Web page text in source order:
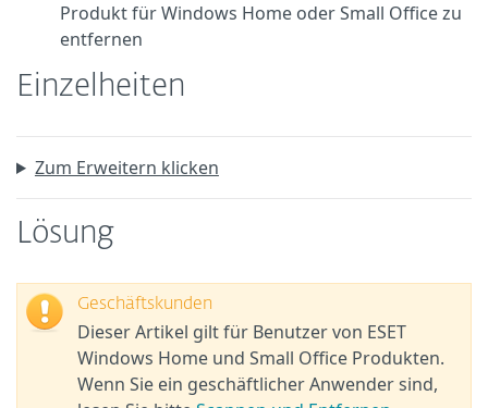
Produkt für Windows Home oder Small Office zu
entfernen
Einzelheiten
Zum Erweitern klicken
Lösung
Geschäftskunden
Dieser Artikel gilt für Benutzer von ESET
Windows Home und Small Office Produkten.
Wenn Sie ein geschäftlicher Anwender sind,